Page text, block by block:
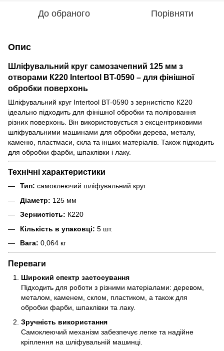
До обраного Порівняти
Опис
Шліфувальний круг самозачепний 125 мм з
отворами К220 Intertool BT-0590 – для фінішної
обробки поверхонь
Шліфувальний круг Intertool BT-0590 з зернистістю К220
ідеально підходить для фінішної обробки та поліровання
різних поверхонь. Він використовується з ексцентриковими
шліфувальними машинами для обробки дерева, металу,
каменю, пластмаси, скла та інших матеріалів. Також підходить
для обробки фарби, шпаклівки і лаку.
Технічні характеристики
Тип: самоклеючий шліфувальний круг
Діаметр: 125 мм
Зернистість: К220
Кількість в упаковці: 5 шт.
Вага: 0,064 кг
Переваги
Широкий спектр застосування
Підходить для роботи з різними матеріалами: деревом,
металом, каменем, склом, пластиком, а також для
обробки фарби, шпаклівки та лаку.
Зручність використання
Самоклеючий механізм забезпечує легке та надійне
кріплення на шліфувальній машинці.